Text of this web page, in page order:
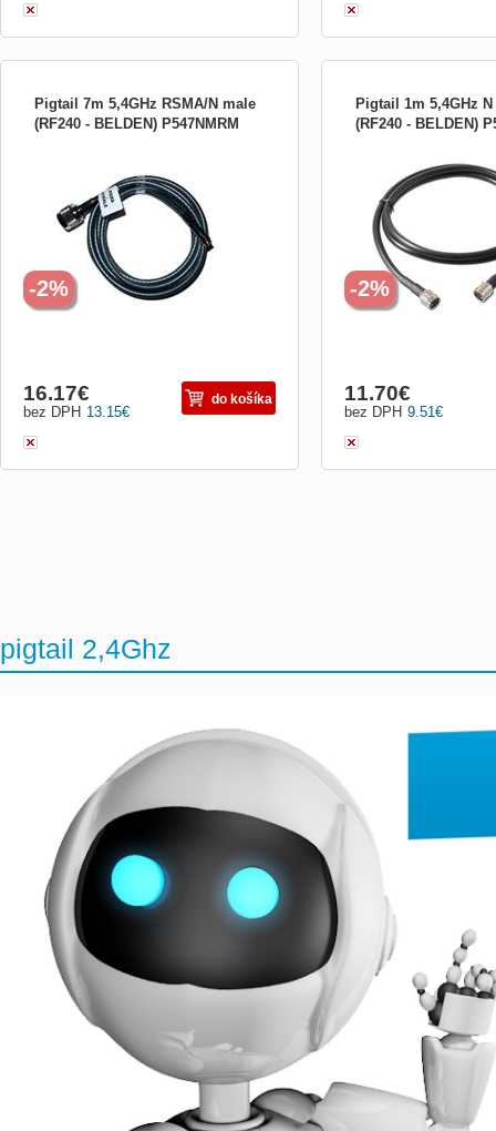
Pigtail 7m 5,4GHz RSMA/N male
(RF240 - BELDEN) P547NMRM
průměrem 6 mm pro propojení access
pointu či bezdrátové karty (rev. SMA
female konektor) a antény (N female).
13.15€
bez DPH
16.17€ do košíka
-2%
Pigtail 1m 5,4GHz
(RF240 - BELDEN)
Koaxiální nízkoztrátový
průměrem 6 mm. N male/
9.51€
bez DPH
11.70€
-2%
pigtail 2,4Ghz